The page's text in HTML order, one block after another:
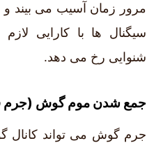
مرور زمان آسیب می بیند
سیگنال ها با کارایی
شنوایی رخ می دهد.
جمع شدن موم گوش
جرم گوش می تواند کانال